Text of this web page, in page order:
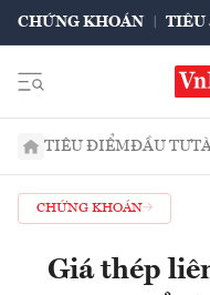
CHỨNG KHOÁN TIÊU
TIÊU ĐIỂMĐẦU TƯ
CHỨNG KHOÁN
Giá thép